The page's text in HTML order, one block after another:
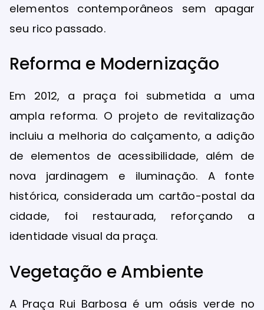
elementos contemporâneos sem apagar
seu rico passado.
Reforma e Modernização
Em 2012, a praça foi submetida a uma
ampla reforma. O projeto de revitalização
incluiu a melhoria do calçamento, a adição
de elementos de acessibilidade, além de
nova jardinagem e iluminação. A fonte
histórica, considerada um cartão-postal da
cidade, foi restaurada, reforçando a
identidade visual da praça.
Vegetação e Ambiente
A Praça Rui Barbosa é um oásis verde no